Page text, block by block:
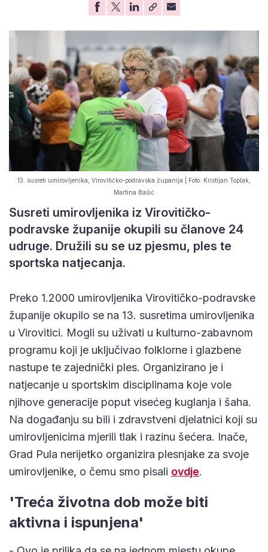
13. susreti umirovljenika, Virovitičko-podravska županija | Foto: Kristijan Toplak,
Martina Bašić
Susreti umirovljenika iz Virovitičko-
podravske županije okupili su članove 24
udruge. Družili su se uz pjesmu, ples te
sportska natjecanja.
Preko 1.2000 umirovljenika Virovitičko-podravske
županije okupilo se na 13. susretima umirovljenika
u Virovitici. Mogli su uživati u kulturno-zabavnom
programu koji je uključivao folklorne i glazbene
nastupe te zajednički ples. Organizirano je i
natjecanje u sportskim disciplinama koje vole
njihove generacije poput visećeg kuglanja i šaha.
Na događanju su bili i zdravstveni djelatnici koji su
umirovljenicima mjerili tlak i razinu šećera. Inače,
Grad Pula nerijetko organizira plesnjake za svoje
umirovljenike, o čemu smo pisali ovdje.
'Treća životna dob može biti
aktivna i ispunjena'